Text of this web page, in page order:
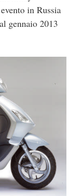
in Russia
gennaio 2013